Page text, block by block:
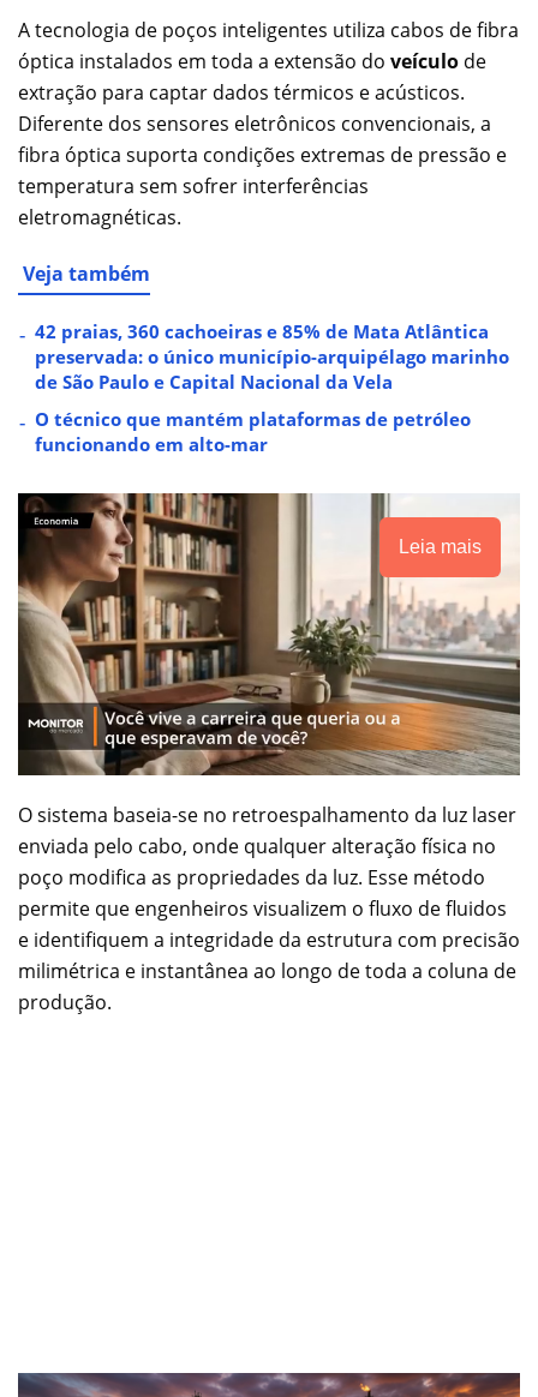
A tecnologia de poços inteligentes utiliza cabos de fibra
óptica instalados em toda a extensão do veículo de
extração para captar dados térmicos e acústicos.
Diferente dos sensores eletrônicos convencionais, a
fibra óptica suporta condições extremas de pressão e
temperatura sem sofrer interferências
eletromagnéticas.
Veja também
42 praias, 360 cachoeiras e 85% de Mata Atlântica
preservada: o único município-arquipélago marinho
de São Paulo e Capital Nacional da Vela
O técnico que mantém plataformas de petróleo
funcionando em alto-mar
Leia mais
O sistema baseia-se no retroespalhamento da luz laser
enviada pelo cabo, onde qualquer alteração física no
poço modifica as propriedades da luz. Esse método
permite que engenheiros visualizem o fluxo de fluidos
e identifiquem a integridade da estrutura com precisão
milimétrica e instantânea ao longo de toda a coluna de
produção.